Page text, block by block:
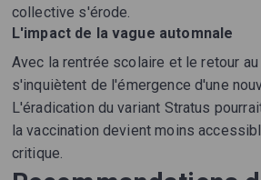
collective s'érode.
L'impact de la vague automnale
Avec la rentrée scolaire et le retour
s'inquiètent de l'émergence d'une
L'éradication du variant Stratus
la vaccination devient moins
critique.